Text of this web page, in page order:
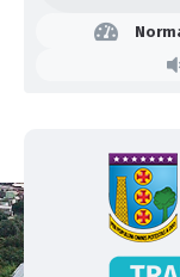
DO VALOR
CONTRATAÇÃO